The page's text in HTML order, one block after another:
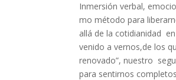
Inmersión verbal,
mo método para
allá de la cotidianidad
venido a vernos,de los
renovado”, nuestro
para sentirnos